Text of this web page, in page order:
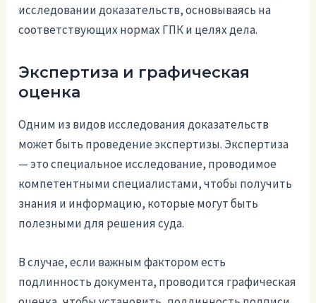
исследовании доказательств, основываясь на
соответствующих нормах ГПК и целях дела.
Экспертиза и графическая
оценка
Одним из видов исследования доказательств
может быть проведение экспертизы. Экспертиза
— это специальное исследование, проводимое
компетентными специалистами, чтобы получить
знания и информацию, которые могут быть
полезными для решения суда.
В случае, если важным фактором есть
подлинность документа, проводится графическая